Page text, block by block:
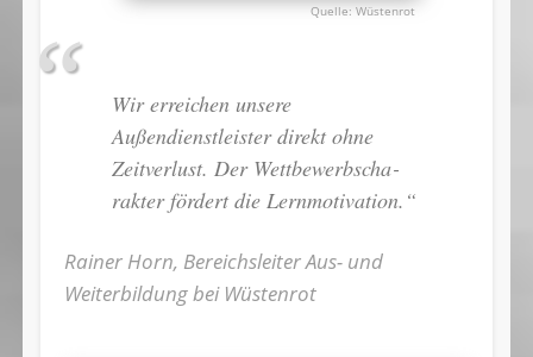
Wüstenrot
Wir erreichen unsere
Außendienstleister direkt ohne
Zeitverlust. Der Wett­be­werbs­cha­
rakter fördert die Lernmotivation.“
Rainer Horn, Bereichsleiter Aus- und
Weiterbildung bei Wüstenrot